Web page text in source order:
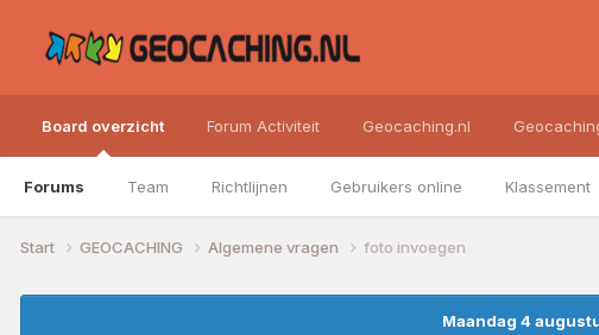
Board overzicht
Forums Team Richtlijnen Gebruikers online Klassement
Forum Activiteit Geocaching.nl
Start GEOCACHING Algemene vragen foto invoegen
Maandag 4